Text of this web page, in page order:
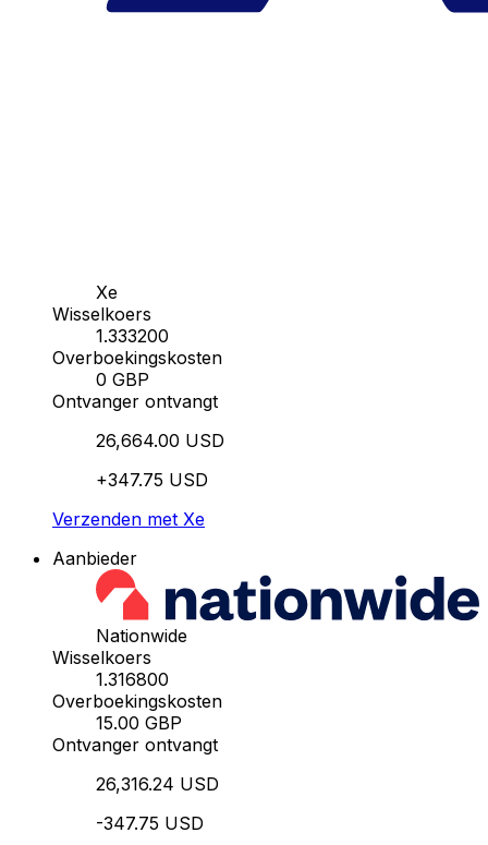
Xe
Wisselkoers
1.333200
Overboekingskosten
0 GBP
Ontvanger ontvangt
26,664.00 USD
+347.75 USD
Verzenden met Xe
Aanbieder
Nationwide
Wisselkoers
1.316800
Overboekingskosten
15.00 GBP
Ontvanger ontvangt
26,316.24 USD
-347.75 USD